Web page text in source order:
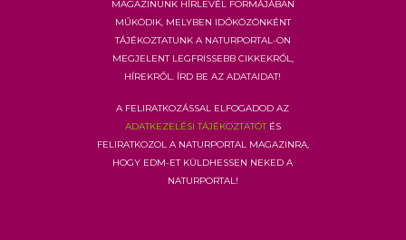
működik, melyben időközönként
tájékoztatunk a Naturportal-on
megjelent legfrissebb cikkekről,
hírekről. Írd be az adataidat!
A feliratkozással elfogadod az
adatkezelési tájékoztatótés
feliratkozol a Naturportal Magazinra,
hogy EDM-et küldhessen neked a
Naturportal!